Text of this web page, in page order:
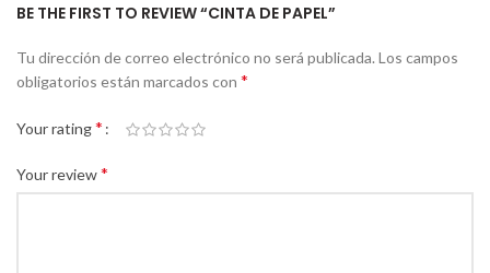
BE THE FIRST TO REVIEW “CINTA DE PAPEL”
Tu dirección de correo electrónico no será publicada. Los campos
obligatorios están marcados con *
Your rating*
Your review*